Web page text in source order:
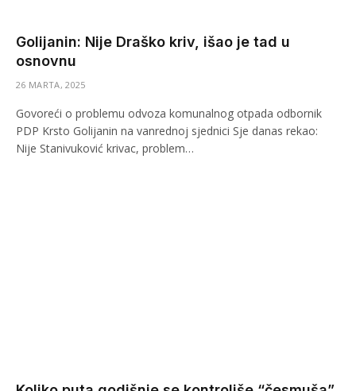
Golijanin: Nije Draško kriv, išao je tad u
osnovnu
26 MARTA, 2025
Govoreći o problemu odvoza komunalnog otpada odbornik
PDP Krsto Golijanin na vanrednoj sjednici Sje danas rekao:
Nije Stanivuković krivac, problem…